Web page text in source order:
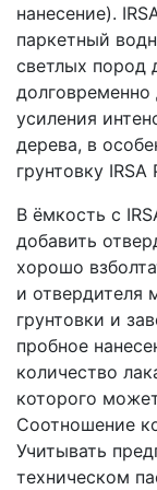
нанесение).
паркетный
светлых пород
усиления
дерева, в
грунтовку
В ёмкость с
добавить
хорошо
и отвердителя
грунтовки и
пробное
количество
которого
Соотношение
Учитывать
техническом